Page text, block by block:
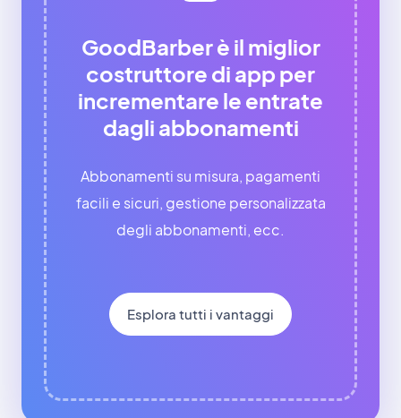
GoodBarber è il miglior
costruttore di app per
incrementare le entrate
dagli abbonamenti
Abbonamenti su misura, pagamenti
facili e sicuri, gestione personalizzata
degli abbonamenti, ecc.
Esplora tutti i vantaggi